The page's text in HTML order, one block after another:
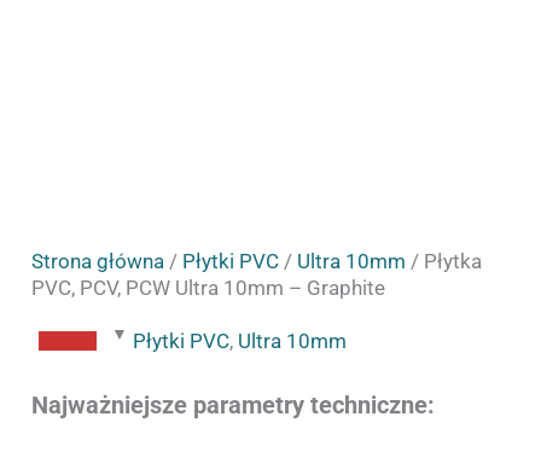
Strona główna / Płytki PVC / Ultra 10mm / Płytka
PVC, PCV, PCW Ultra 10mm – Graphite
Płytki PVC, Ultra 10mm
Najważniejsze parametry techniczne: